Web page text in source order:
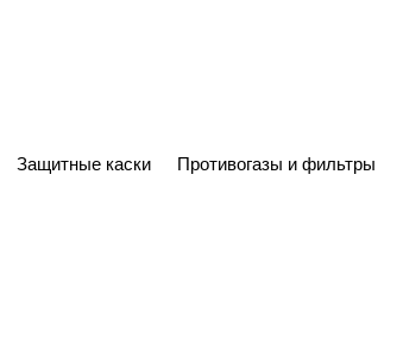
Защитные каски Противогазы и фильтры